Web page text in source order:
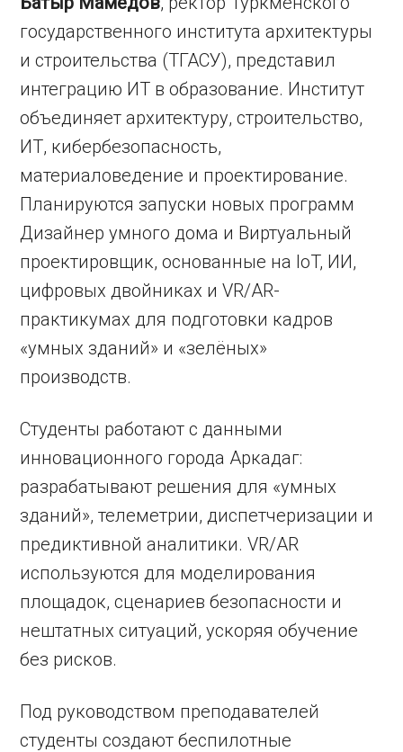
государственного института архитектуры
и строительства (ТГАСУ), представил
интеграцию ИТ в образование. Институт
объединяет архитектуру, строительство,
ИТ, кибербезопасность,
материаловедение и проектирование.
Планируются запуски новых программ
Дизайнер умного дома и Виртуальный
проектировщик, основанные на IoT, ИИ,
цифровых двойниках и VR/AR-
практикумах для подготовки кадров
«умных зданий» и «зелёных»
производств.
Студенты работают с данными
инновационного города Аркадаг:
разрабатывают решения для «умных
зданий», телеметрии, диспетчеризации и
предиктивной аналитики. VR/AR
используются для моделирования
площадок, сценариев безопасности и
нештатных ситуаций, ускоряя обучение
без рисков.
Под руководством преподавателей
студенты создают беспилотные